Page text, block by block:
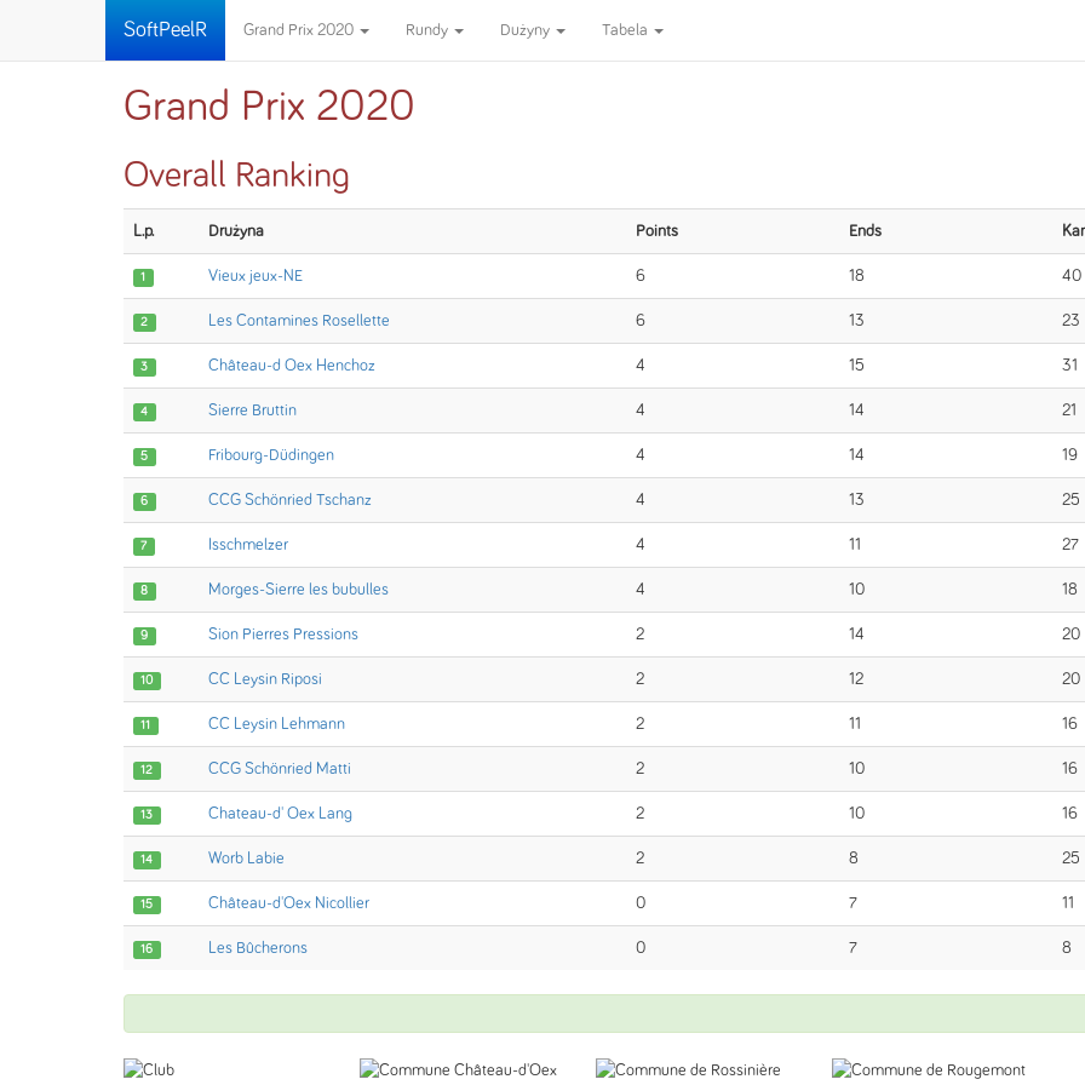
SoftPeelR Grand Prix 2020 Rundy Dużyny Tabela
Grand Prix 2020
Overall Ranking
L.p. Drużyna Points Ends
1 Vieux jeux-NE 6 18 40
2 Les Contamines Rosellette 6 13 23
3 Château-d Oex Henchoz 4 15 31
4 Sierre Bruttin 4 14 21
5 Fribourg-Düdingen 4 14 19
6 CCG Schönried Tschanz 4 13 25
7 Isschmelzer 4 11 27
8 Morges-Sierre les bubulles 4 10 18
9 Sion Pierres Pressions 2 14 20
10 CC Leysin Riposi 2 12 20
11 CC Leysin Lehmann 2 11 16
12 CCG Schönried Matti 2 10 16
13 Chateau-d' Oex Lang 2 10 16
14 Worb Labie 2 8 25
15 Château-d'Oex Nicollier 0 7 11
16 Les Bûcherons 0 7 8